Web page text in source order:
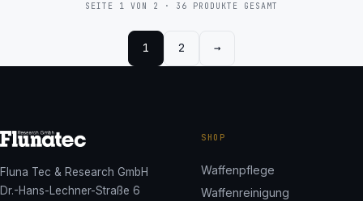
SEITE 1 VON 2 · 36 PRODUKTE GESAMT
1 2 →
Nächste Seite
Fluna Tec & Research GmbH
Dr.-Hans-Lechner-Straße 6
SHOP
Waffenpflege
Waffenreinigung